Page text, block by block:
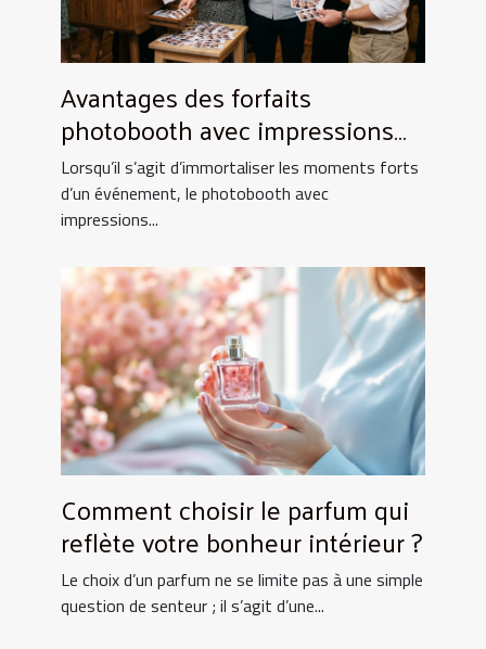
Avantages des forfaits
photobooth avec impressions
illimitées
Lorsqu’il s’agit d’immortaliser les moments forts
d’un événement, le photobooth avec
impressions...
Comment choisir le parfum qui
reflète votre bonheur intérieur ?
Le choix d’un parfum ne se limite pas à une simple
question de senteur ; il s’agit d’une...